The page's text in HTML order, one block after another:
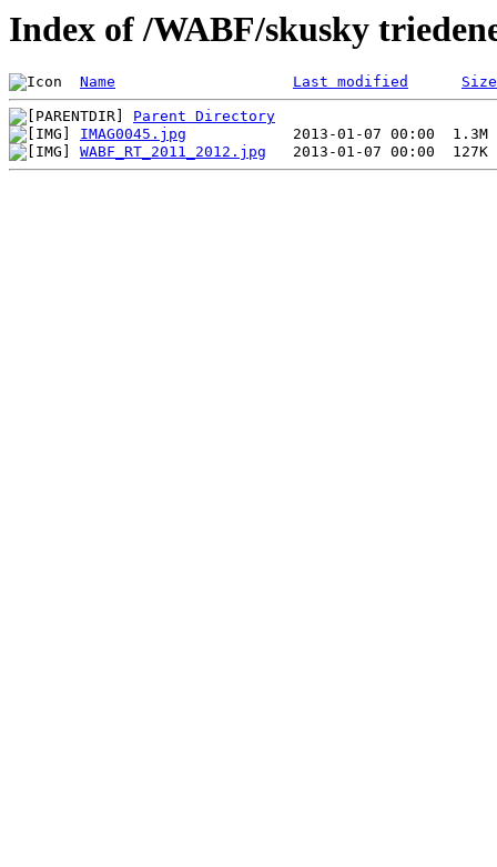
Index of /WABF/skusky
Name Last modified Size
Parent Directory
IMAG0045.jpg
WABF_RT_2011_2012.jpg